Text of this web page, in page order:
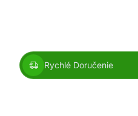
Veľkostná tabuľka:
Rychlé Doručenie